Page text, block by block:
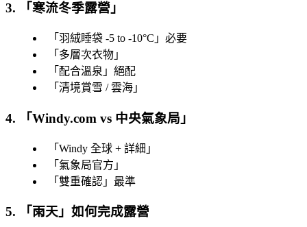
3. 「寒流冬季露營 」
「 羽絨睡袋 -5 to -10°C 」必要
「 多層次衣物 」
「 配合溫泉 」絕配
「 清境賞雪 / 雲海 」
4. 「Windy.com vs 中央氣象局 」
「 Windy 全球 + 詳細 」
「 氣象局官方 」
「 雙重確認 」最準
5. 「 雨天 」如何完成露營